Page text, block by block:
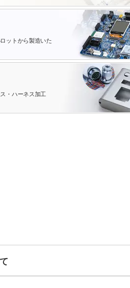
ットから製造いた
・ハーネス加工